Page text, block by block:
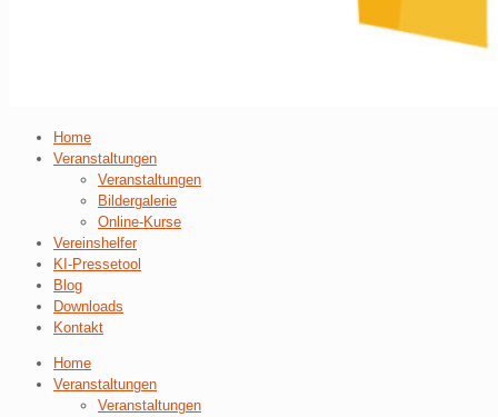
Home
Veranstaltungen
Veranstaltungen
Bildergalerie
Online-Kurse
Vereinshelfer
KI-Pressetool
Blog
Downloads
Kontakt
Home
Veranstaltungen
Veranstaltungen